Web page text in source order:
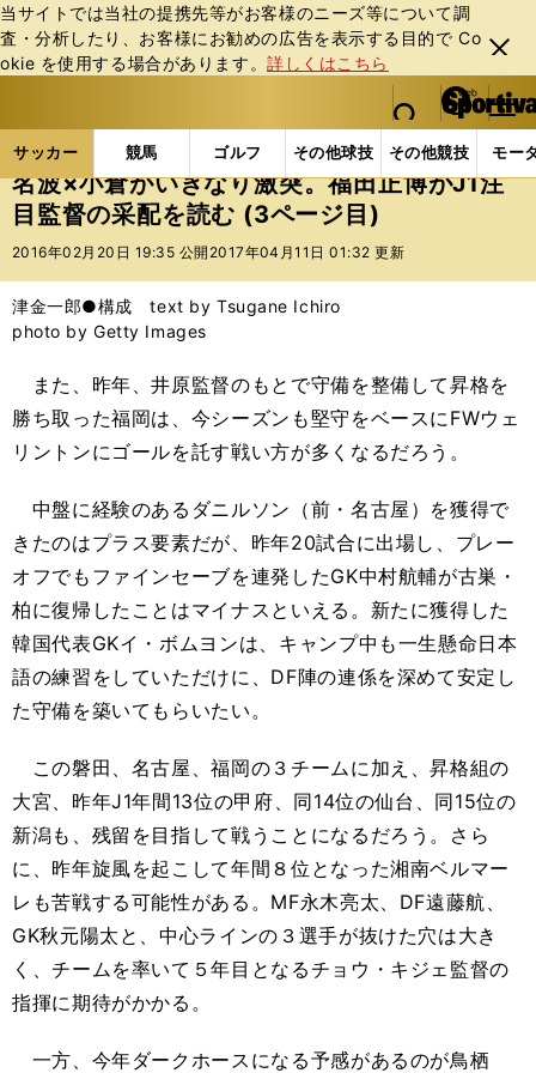
当サイトでは当社の提携先等がお客様のニーズ等について調
査・分析したり、お客様にお勧めの広告を表⽰する⽬的で Co
okie を使⽤する場合があります。詳しくはこちら
閉じ
る
web Sportiva (webスポルティーバ)
検索
マイペ
ー
ジ
メニュ
サッカー 競馬 ゴルフ その他球技 その他競技 モー
ス
ポ
ル
バ
サッカーの記事一覧 Jリーグ他 福田正博 名波×
名波×小倉がいきなり激突。福田正博がJ1注
目監督の采配を読む (3ページ目)
2016年02月20日 19:35 公開 2017年04月11日 01:32 更新
津金一郎●構成 text by Tsugane Ichiro
photo by Getty Images
また、昨年、井原監督のもとで守備を整備して昇格を
勝ち取った福岡は、今シーズンも堅守をベースにFWウェ
リントンにゴールを託す戦い方が多くなるだろう。
中盤に経験のあるダニルソン（前・名古屋）を獲得で
きたのはプラス要素だが、昨年20試合に出場し、プレー
オフでもファインセーブを連発したGK中村航輔が古巣・
柏に復帰したことはマイナスといえる。新たに獲得した
韓国代表GKイ・ボムヨンは、キャンプ中も一生懸命日本
語の練習をしていただけに、DF陣の連係を深めて安定し
た守備を築いてもらいたい。
この磐田、名古屋、福岡の３チームに加え、昇格組の
大宮、昨年J1年間13位の甲府、同14位の仙台、同15位の
新潟も、残留を目指して戦うことになるだろう。さら
に、昨年旋風を起こして年間８位となった湘南ベルマー
レも苦戦する可能性がある。MF永木亮太、DF遠藤航、
GK秋元陽太と、中心ラインの３選手が抜けた穴は大き
く、チームを率いて５年目となるチョウ・キジェ監督の
指揮に期待がかかる。
一方、今年ダークホースになる予感があるのが鳥栖